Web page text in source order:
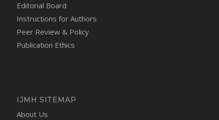
Editorial Board
Instructions for Authors
Peer Review & Policy
Publication Ethics
IJMH SITEMAP
About Us